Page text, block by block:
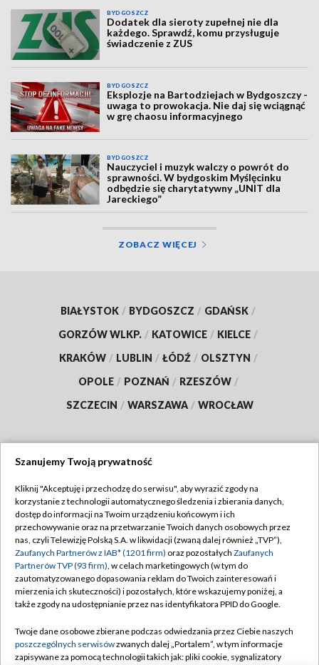
BYDGOSZCZ
Dodatek dla sieroty zupełnej nie dla
każdego. Sprawdź, komu przysługuje
świadczenie z ZUS
BYDGOSZCZ
Eksplozje na Bartodziejach w Bydgoszczy -
uwaga to prowokacja. Nie daj się wciągnąć
w grę chaosu informacyjnego
BYDGOSZCZ
Nauczyciel i muzyk walczy o powrót do
sprawności. W bydgoskim Myślęcinku
odbędzie się charytatywny „UNIT dla
Jareckiego”
ZOBACZ WIĘCEJ
BIAŁYSTOK / BYDGOSZCZ / GDAŃSK /
GORZÓW WLKP. / KATOWICE / KIELCE /
KRAKÓW / LUBLIN / ŁÓDŹ / OLSZTYN /
OPOLE / POZNAŃ / RZESZÓW /
SZCZECIN / WARSZAWA / WROCŁAW
TVP
Abonament TVP
Emisja w TVP
Centrum informacji TVP
Naziemna Telewizja Cyfrowa
Rada Programowa
Regulamin TVP
Polityka prywatności
Moje zgody
Pomoc
Kontakt
Szanujemy Twoją prywatność
Kliknij "Akceptuję i przechodzę do serwisu", aby wyrazić zgody na
korzystanie z technologii automatycznego śledzenia i zbierania danych,
dostęp do informacji na Twoim urządzeniu końcowym i ich
przechowywanie oraz na przetwarzanie Twoich danych osobowych przez
nas, czyli Telewizję Polską S.A. w likwidacji (zwaną dalej również „TVP”),
Zaufanych Partnerów z IAB* (1201 firm) oraz pozostałych Zaufanych
Partnerów TVP (93 firm), w celach marketingowych (w tym do
zautomatyzowanego dopasowania reklam do Twoich zainteresowań i
mierzenia ich skuteczności) i pozostałych, które wskazujemy poniżej, a
także zgody na udostępnianie przez nas identyfikatora PPID do Google.
Twoje dane osobowe zbierane podczas odwiedzania przez Ciebie naszych
poszczególnych serwisówzwanych dalej „Portalem”, w tym informacje
zapisywane za pomocą technologii takich jak: pliki cookie, sygnalizatory